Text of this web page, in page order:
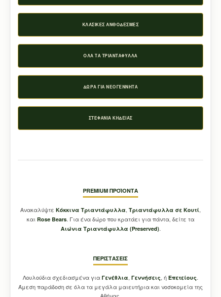
ΚΛΑΣΙΚΈΣ ΑΝΘΟΔΈΣΜΕΣ
ΌΛΑ ΤΑ ΤΡΙΑΝΤΆΦΥΛΛΑ
ΔΏΡΑ ΓΙΑ ΝΕΟΓΈΝΝΗΤΑ
ΣΤΕΦΆΝΙΑ ΚΗΔΕΊΑΣ
PREMIUM ΠΡΟΪΌΝΤΑ
Ανακαλύψτε Κόκκινα Τριαντάφυλλα, Τριαντάφυλλα σε Κουτί,
και Rose Bears. Για ένα δώρο που κρατάει για πάντα, δείτε τα
Aιώνια Τριαντάφυλλα (Preserved).
ΠΕΡΙΣΤΆΣΕΙΣ
Λουλούδια σχεδιασμένα για Γενέθλια, Γεννήσεις, ή Επετείους.
Άμεση παράδοση σε όλα τα μεγάλα μαιευτήρια και νοσοκομεία της